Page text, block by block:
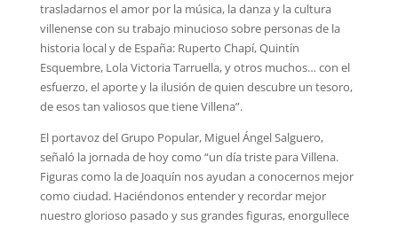
trasladarnos el amor por la música, la danza y la cultura
villenense con su trabajo minucioso sobre personas de la
historia local y de España: Ruperto Chapí, Quintín
Esquembre, Lola Victoria Tarruella, y otros muchos… con el
esfuerzo, el aporte y la ilusión de quien descubre un tesoro,
de esos tan valiosos que tiene Villena”.
El portavoz del Grupo Popular, Miguel Ángel Salguero,
señaló la jornada de hoy como “un día triste para Villena.
Figuras como la de Joaquín nos ayudan a conocernos mejor
como ciudad. Haciéndonos entender y recordar mejor
nuestro glorioso pasado y sus grandes figuras, enorgullece